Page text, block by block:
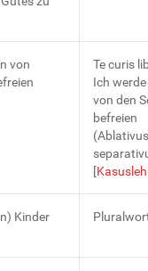
von
Te curis
Ich
von den
befreien
(Ablativus
[
Kinder